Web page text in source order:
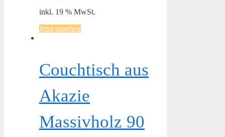
inkl. 19 % MwSt.
Jetzt ansehen
Couchtisch aus
Akazie
Massivholz 90